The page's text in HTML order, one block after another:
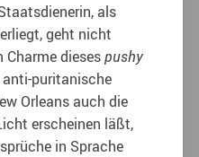
als
geht nicht
Charme diesespushy
anti-puritanische
Orleans auch die
erscheinen läßt,
in Sprache